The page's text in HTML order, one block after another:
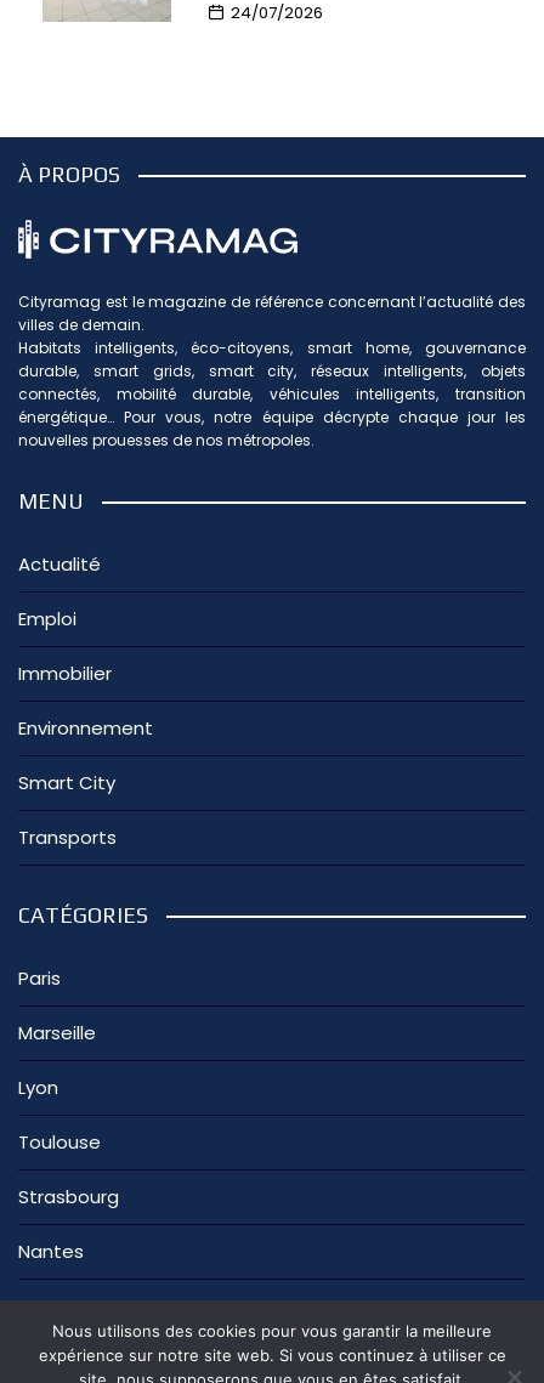
24/07/2026
À PROPOS
Cityramag est le magazine de référence concernant l’actualité des
villes de demain.
Habitats intelligents, éco-citoyens, smart home, gouvernance
durable, smart grids, smart city, réseaux intelligents, objets
connectés, mobilité durable, véhicules intelligents, transition
énergétique… Pour vous, notre équipe décrypte chaque jour les
nouvelles prouesses de nos métropoles.
MENU
Actualité
Emploi
Immobilier
Environnement
Smart City
Transports
CATÉGORIES
Paris
Marseille
Lyon
Toulouse
Strasbourg
Nantes
Nous utilisons des cookies pour vous garantir la meilleure
expérience sur notre site web. Si vous continuez à utiliser ce